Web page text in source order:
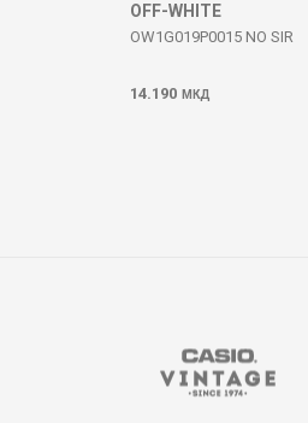
OFF-WHITE
OW1G019P0015 NO SIR
14.190 МКД